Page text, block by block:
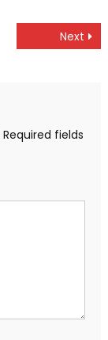
Next
Required fields